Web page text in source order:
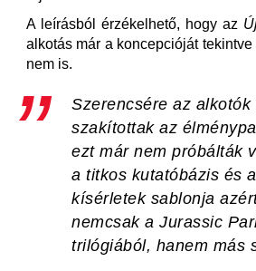
A leírásból érzékelhető, hogy az
alkotás már a koncepcióját
nem is.
Szerencsére az alkotók
szakítottak az
ezt már nem próbálták
a titkos kutatóbázis és
kísérletek sablonja
nemcsak a Jurassic
trilógiából, hanem más